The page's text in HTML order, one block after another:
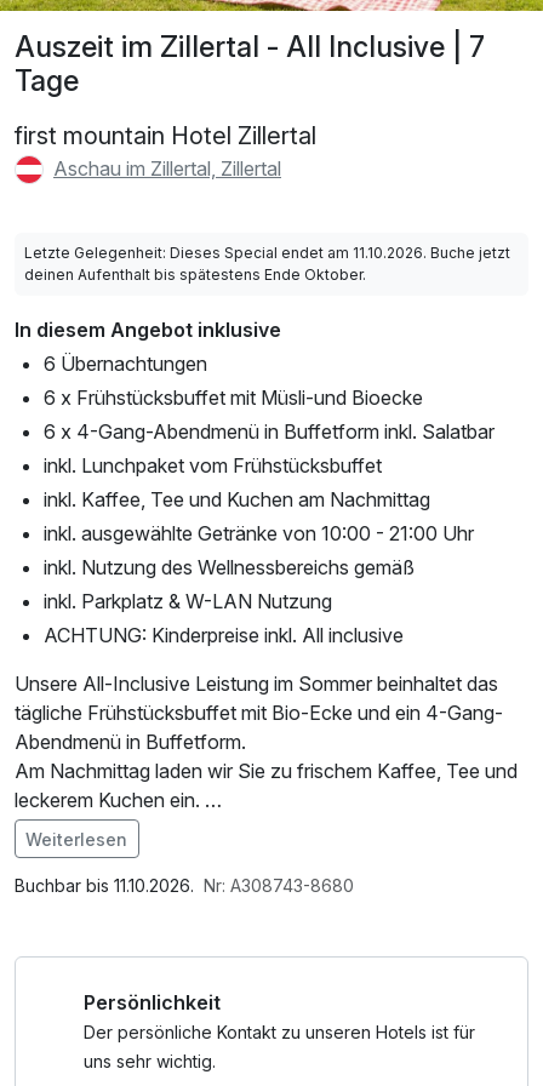
Auszeit im Zillertal - All Inclusive | 7
Tage
first mountain Hotel Zillertal
Aschau im Zillertal, Zillertal
Letzte Gelegenheit: Dieses Special endet am 11.10.2026. Buche jetzt
deinen Aufenthalt bis spätestens Ende Oktober.
In diesem Angebot inklusive
6 Übernachtungen
6 x Frühstücksbuffet mit Müsli-und Bioecke
6 x 4-Gang-Abendmenü in Buffetform inkl. Salatbar
inkl. Lunchpaket vom Frühstücksbuffet
inkl. Kaffee, Tee und Kuchen am Nachmittag
inkl. ausgewählte Getränke von 10:00 - 21:00 Uhr
inkl. Nutzung des Wellnessbereichs gemäß
inkl. Parkplatz & W-LAN Nutzung
ACHTUNG: Kinderpreise inkl. All inclusive
Unsere All-Inclusive Leistung im Sommer beinhaltet das
tägliche Frühstücksbuffet mit Bio-Ecke und ein 4-Gang-
Abendmenü in Buffetform.
Am Nachmittag laden wir Sie zu frischem Kaffee, Tee und
leckerem Kuchen ein.
Ausgewählte Getränke wie Fassbier, Tischwein,
Softdrinks, Apfelsaft und Wasser sind für unsere
Hausgäste von 10:00 bis 21:00 Uhr kostenfrei erhältlich.
Parkplätze stehen Ihnen am Haus kostenlos zur
Verfügung.
Im Angebot enthalten
Saunabenutzung, Parkplatz, Nutzung des
Weiterlesen
Buchbar bis 11.10.2026. Nr: A308743-8680
Persönlichkeit
Der persönliche Kontakt zu unseren Hotels ist für
uns sehr wichtig.